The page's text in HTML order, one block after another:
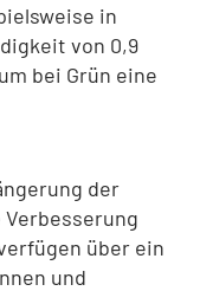
in
von 0,9
bei Grün eine
der
Verbesserung
über ein
und